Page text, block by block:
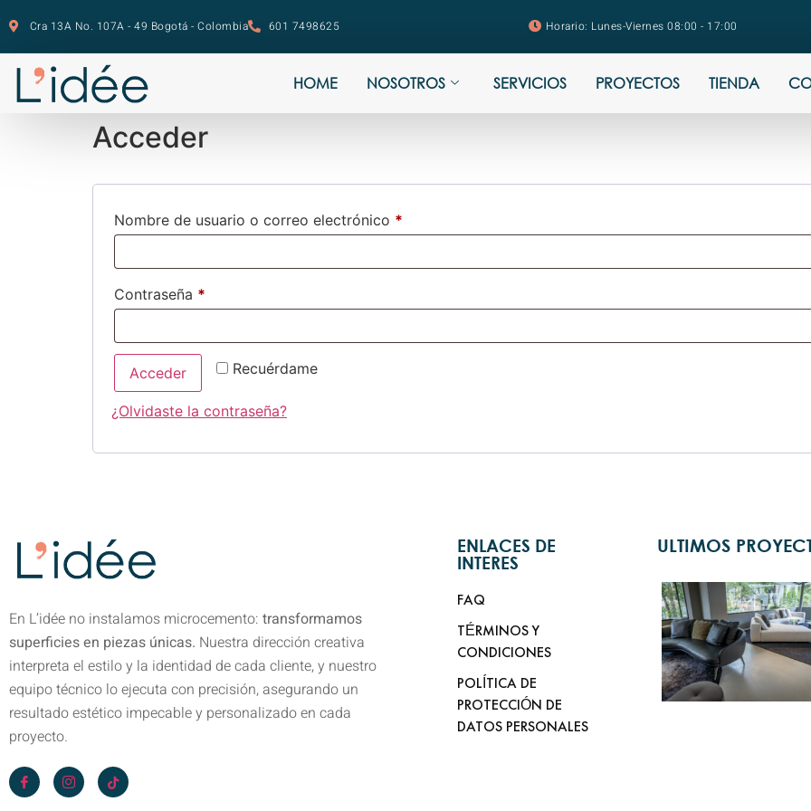
Cra 13A No. 107A - 49 Bogotá - Colombia 601 7498625 Horario: Lunes-Viernes 08:00 - 17:00
HOME NOSOTROS SERVICIOS PROYECTOS TIENDA
Acceder
Nombre de usuario o correo electrónico *
Contraseña *
Recuérdame
Acceder
¿Olvidaste la contraseña?
En L’idée no instalamos microcemento: transformamos
superficies en piezas únicas. Nuestra dirección creativa
interpreta el estilo y la identidad de cada cliente, y nuestro
equipo técnico lo ejecuta con precisión, asegurando un
resultado estético impecable y personalizado en cada
proyecto.
ENLACES DE
INTERES
FAQ
TÉRMINOS Y
CONDICIONES
POLÍTICA DE
PROTECCIÓN DE
DATOS PERSONALES
ULTIMOS